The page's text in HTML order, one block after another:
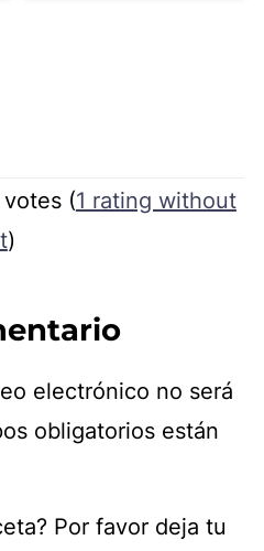
(1 rating without
)
electrónico no será
obligatorios están
Por favor deja tu